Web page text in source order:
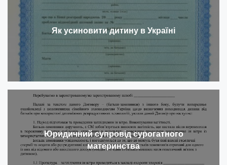
Як усиновити дитину в Україні
Юридичний супровід сурогатного
материнства